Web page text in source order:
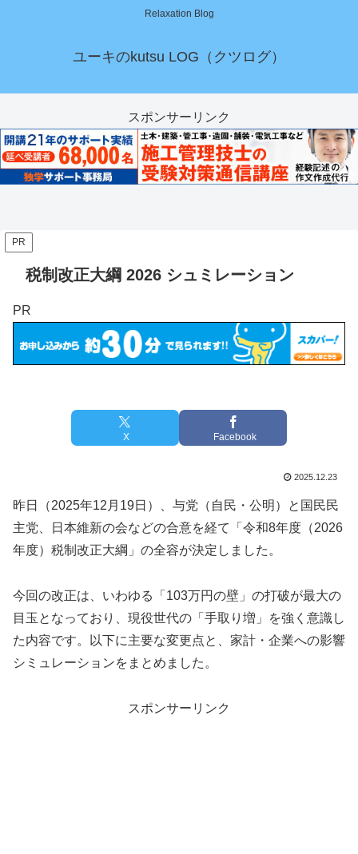
Relaxation Blog
ユーキのkutsu LOG（クツログ）
スポンサーリンク
PR
税制改正大綱 2026 シュミレーション
PR
X Facebook
2025.12.23
昨日（2025年12月19日）、与党（自民・公明）と国民民
主党、日本維新の会などの合意を経て「令和8年度（2026
年度）税制改正大綱」の全容が決定しました。
今回の改正は、いわゆる「103万円の壁」の打破が最大の
目玉となっており、現役世代の「手取り増」を強く意識し
た内容です。以下に主要な変更点と、家計・企業への影響
シミュレーションをまとめました。
スポンサーリンク